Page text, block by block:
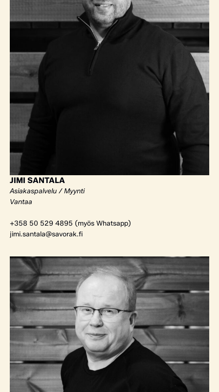
JIMI SANTALA
Asiakaspalvelu / Myynti
Vantaa
+358 50 529 4895 (myös Whatsapp)
jimi.santala@savorak.fi